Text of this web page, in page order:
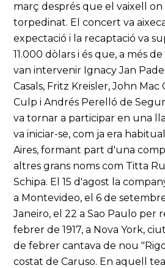
març després que el vaixell on
torpedinat. El concert va
expectació i la recaptació va
11.000 dòlars i és que, a més
van intervenir Ignacy Jan
Casals, Fritz Kreisler, John Mac
Culp i Andrés Perelló de
va tornar a participar en una
va iniciar-se, com ja era
Aires, formant part d'una
altres grans noms com Titta
Schipa. El 15 d'agost la
a Montevideo, el 6 de
Janeiro, el 22 a Sao Paulo per
febrer de 1917, a Nova York,
de febrer cantava de nou
costat de Caruso. En aquell